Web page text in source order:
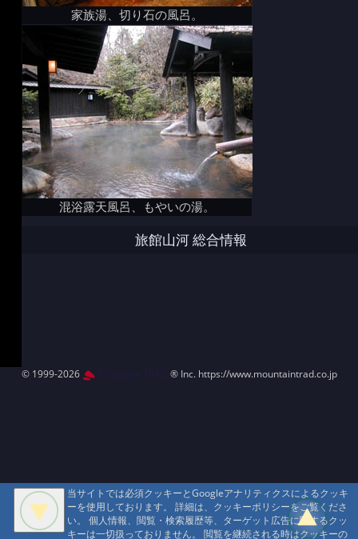
家族湯、切り石の風呂。
混浴露天風呂、もやいの湯。
旅館山河 総合情報
© 1999-2026 MountAin TRAD ® Inc. https://www.mountaintrad.co.jp
当サイトでは必須クッキーとGoogleアナリティクスによるクッキ
ーを使用しております。 詳細は、クッキーポリシーをご覧くださ
い。 個人情報、閲覧・検索履歴等、ターゲット広告に関するクッ
キーは一切扱っておりません。 閲覧を継続される時はクッキーの